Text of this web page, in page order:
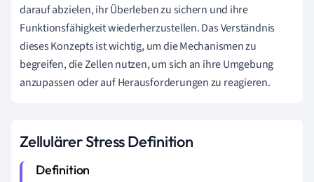
darauf abzielen, ihr Überleben zu sichern und ihre
Funktionsfähigkeit wiederherzustellen. Das Verständnis
dieses Konzepts ist wichtig, um die Mechanismen zu
begreifen, die Zellen nutzen, um sich an ihre Umgebung
anzupassen oder auf Herausforderungen zu reagieren.
Zellulärer Stress Definition